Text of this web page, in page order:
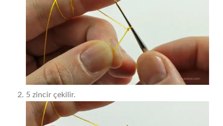
5 zincir çekilir.